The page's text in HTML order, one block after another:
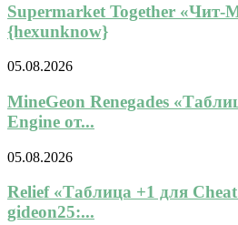
Supermarket Together «Чит-
{hexunknow}
05.08.2026
MineGeon Renegades
Engine от...
05.08.2026
Relief «Таблица +1 для
gideon25:...